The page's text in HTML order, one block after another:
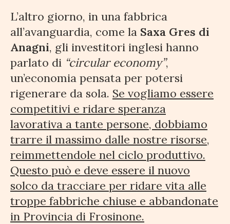
L’altro giorno, in una fabbrica
all’avanguardia, come la Saxa Gres di
Anagni, gli investitori inglesi hanno
parlato di “circular economy”,
un’economia pensata per potersi
rigenerare da sola. Se vogliamo essere
competitivi e ridare speranza
lavorativa a tante persone, dobbiamo
trarre il massimo dalle nostre risorse,
reimmettendole nel ciclo produttivo.
Questo può e deve essere il nuovo
solco da tracciare per ridare vita alle
troppe fabbriche chiuse e abbandonate
in Provincia di Frosinone.